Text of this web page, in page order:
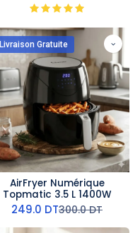
Livraison Gratuite
AirFryer Numérique
Topmatic 3.5 L 1400W
249.0 DT300.0DT